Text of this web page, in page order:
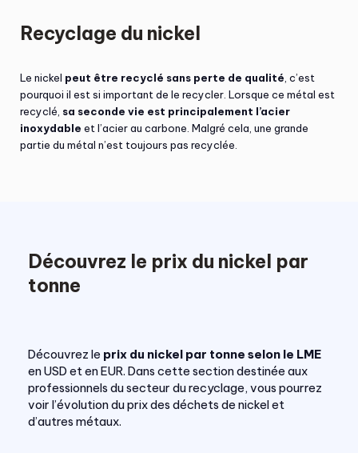
Recyclage du nickel
Le nickel peut être recyclé sans perte de qualité , c’est
pourquoi il est si important de le recycler. Lorsque ce métal est
recyclé, sa seconde vie est principalement l’acier
inoxydable et l’acier au carbone. Malgré cela, une grande
partie du métal n’est toujours pas recyclée.
Découvrez le prix du nickel par
tonne
Découvrez le prix du nickel par tonne selon le LME
en USD et en EUR. Dans cette section destinée aux
professionnels du secteur du recyclage, vous pourrez
voir l’évolution du prix des déchets de nickel et
d’autres métaux.